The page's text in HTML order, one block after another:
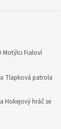
Motýlci Fialoví
Tlapková patrola
Hokejový hráč se